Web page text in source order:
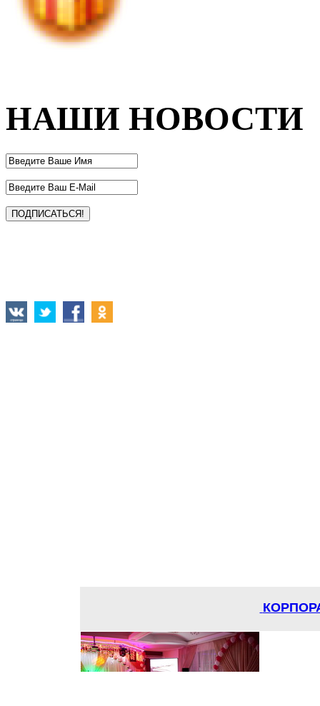
НАШИ НОВОСТИ